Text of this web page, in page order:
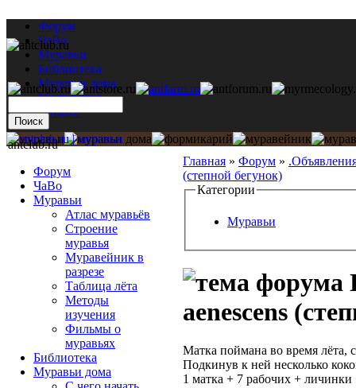
Форум
ЧаВо
Муравьи
Библиотека
Муравьи дома
Мастерская
Каталог
Главная » Форум »
(степной бегунок)
Категории
Муравьи
aenescens
Матка поймана во время лёта,
Подкинув к ней несколько
1 матка + 7 рабочих +
antclub.ru
Форум
ЧаВо
Муравьи
Атлас муравьёв
Строение
муравья
Муравейник в
разрезе
Таблица лёта
Методы
изучения
Фильмы о
муравьях
Библиотека
Муравьи дома